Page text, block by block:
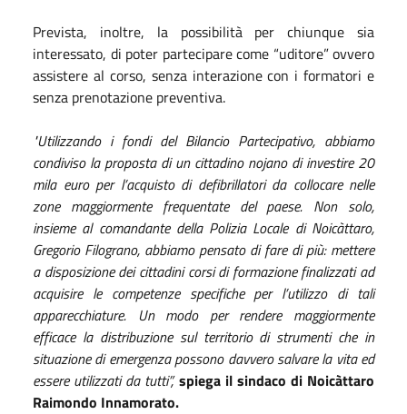
Prevista, inoltre, la possibilità per chiunque sia
interessato, di poter partecipare come “uditore” ovvero
assistere al corso, senza interazione con i formatori e
senza prenotazione preventiva.
"Utilizzando i fondi del Bilancio Partecipativo, abbiamo
condiviso la proposta di un cittadino nojano di investire 20
mila euro per l’acquisto di defibrillatori da collocare nelle
zone maggiormente frequentate del paese. Non solo,
insieme al comandante della Polizia Locale di Noicàttaro,
Gregorio Filograno, abbiamo pensato di fare di più: mettere
a disposizione dei cittadini corsi di formazione finalizzati ad
acquisire le competenze specifiche per l’utilizzo di tali
apparecchiature. Un modo per rendere maggiormente
efficace la distribuzione sul territorio di strumenti che in
situazione di emergenza possono davvero salvare la vita ed
essere utilizzati da tutti”,spiega il sindaco di Noicàttaro
Raimondo Innamorato.